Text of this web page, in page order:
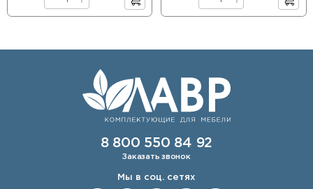
8 800 550 84 92
Заказать звонок
Мы в соц. сетях